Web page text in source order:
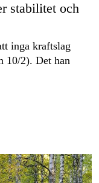
stabilitet och
inga kraftslag
10/2). Det han